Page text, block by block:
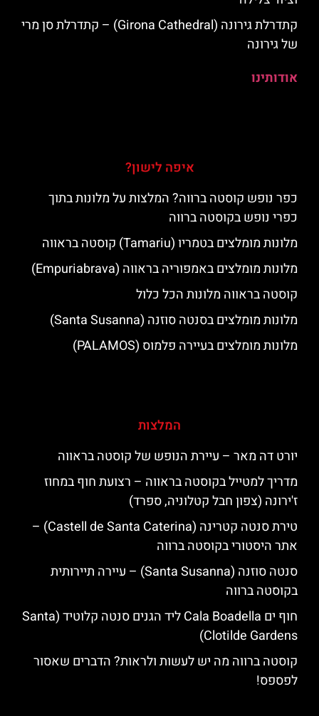
קתדרלת גירונה (Girona Cathedral) – קתדרלת סן מרי
של גירונה
אודותינו
איפה לישון?
כפר נופש קוסטה ברווה? המלצות על מלונות בתוך
כפרי נופש בקוסטה ברווה
מלונות מומלצים בטמריו (Tamariu) קוסטה בראווה
מלונות מומלצים באמפוריה בראווה (Empuriabrava)
קוסטה בראווה מלונות הכל כלול
מלונות מומלצים בסנטה סוזנה (Santa Susanna)
מלונות מומלצים בעיירה פלמוס (PALAMOS)
המלצות
יורט דה מאר – עיירת הנופש של קוסטה בראווה
מדריך למטייל בקוסטה בראווה – רצועת חוף במחוז
ז'ירונה (צפון חבל קטלוניה, ספרד)
טירת סנטה קטרינה (Castell de Santa Caterina) –
אתר היסטורי בקוסטה ברווה
סנטה סוזנה (Santa Susanna) – עיירה תיירותית
בקוסטה ברווה
חוף ים Cala Boadella ליד הגנים סנטה קלוטיד (Santa
Clotilde Gardens)
קוסטה ברווה מה יש לעשות ולראות? הדברים שאסור
לפספס!